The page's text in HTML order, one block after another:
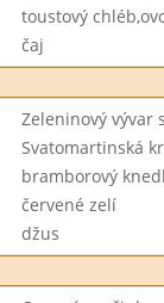
toustový
čaj
Zeleninový vývar
Svatomartinská
bramborový
červené zelí
džus